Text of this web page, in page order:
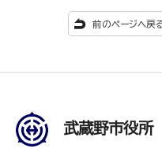
前のページへ戻
武蔵野市役所